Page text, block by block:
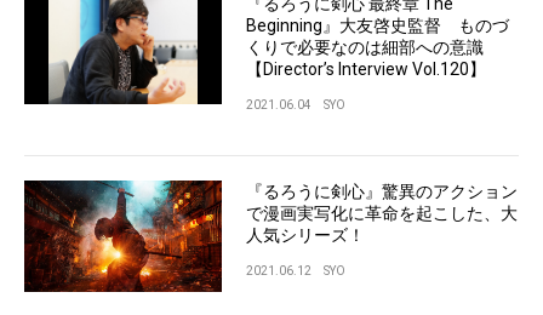
『るろうに剣心 最終章 The
Beginning』大友啓史監督 ものづ
くりで必要なのは細部への意識
【Director’s Interview Vol.120】
2021.06.04 SYO
『るろうに剣心』驚異のアクション
で漫画実写化に革命を起こした、大
人気シリーズ！
2021.06.12 SYO